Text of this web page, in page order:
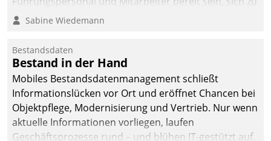
verändern und anzupassen, sonst werden sie an ihr
Sabine Wiedemann
Bestandsdaten
Bestand in der Hand
Mobiles Bestandsdatenmanagement schließt
Informationslücken vor Ort und eröffnet Chancen bei
Objektpflege, Modernisierung und Vertrieb. Nur wenn
aktuelle Informationen vorliegen, laufen
Geschäftsprozesse rund – und blühen IT-gestützt auf.